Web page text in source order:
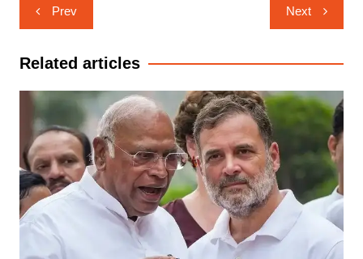
navigation
Prev Next
Related articles